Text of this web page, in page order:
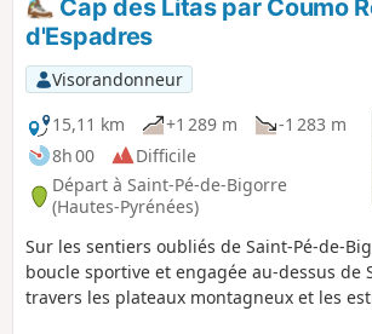
Cap des Litas par Coumo
d'Espadres
Visorandonneur
15,11 km
+1 289 m
-1 283 m
8h 00
Difficile
Départ à Saint-Pé-de-Bigorre
(Hautes-Pyrénées)
Sur les sentiers oubliés de Saint-Pé-de-
boucle sportive et engagée au-dessus de
travers les plateaux montagneux et les